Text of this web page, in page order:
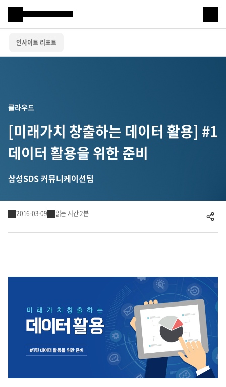
Samsung SDS
인사이트 리포트
IT서비스
디지털 혁신
물류 서비스
인사이트 리포트
클라우드
[미래가치 창출하는 데이터 활용] #1
데이터 활용을 위한 준비
삼성SDS 커뮤니케이션팀
2016-03-09
읽는 시간 2분
공유하기